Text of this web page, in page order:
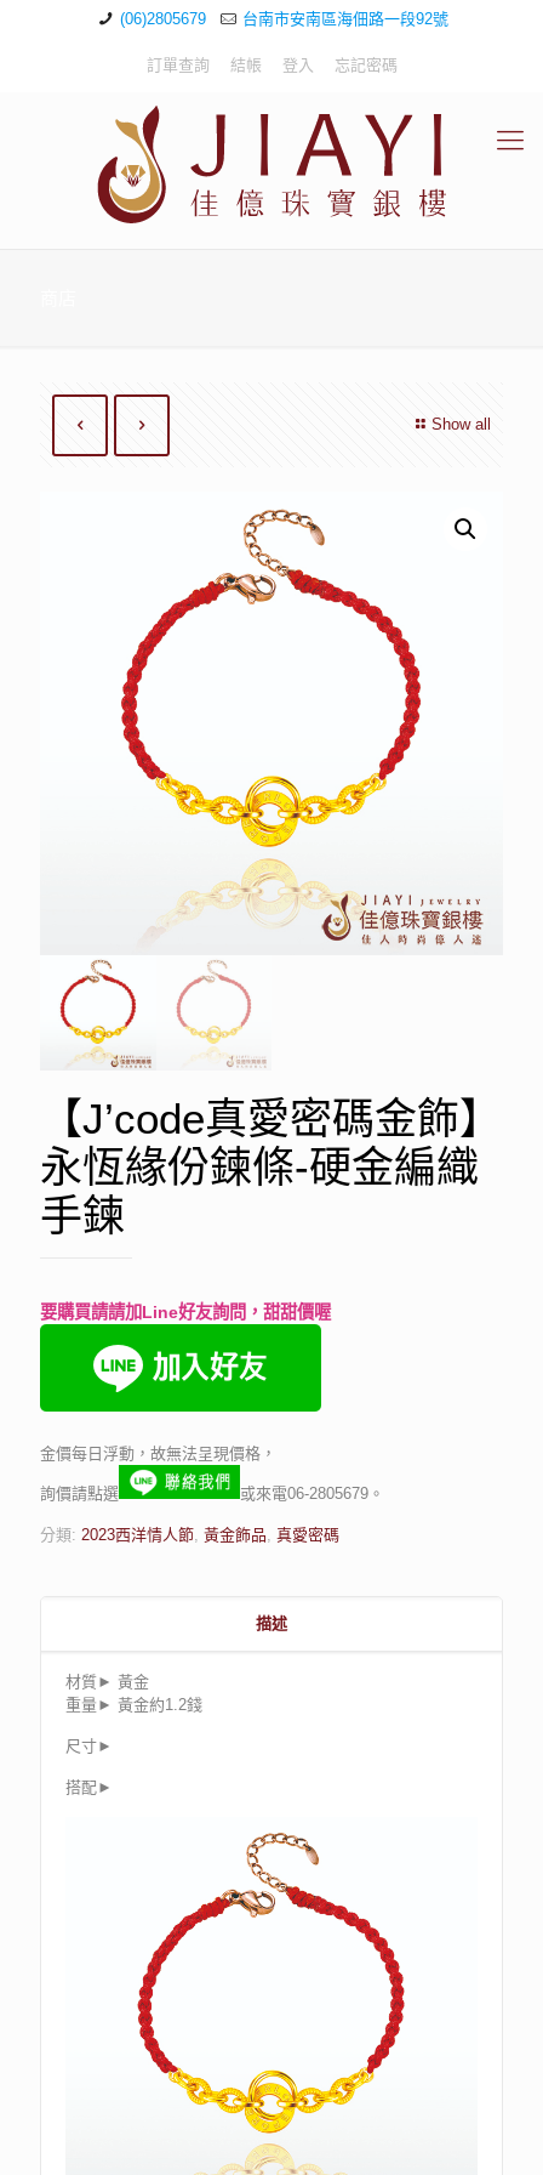
(06)2805679 台南市安南區海佃路一段92號
訂單查詢 結帳 登入 忘記密碼
Show all
【J’code真愛密碼金飾】
永恆緣份鍊條-硬金編織
手鍊
要購買請請加Line好友詢問，甜甜價喔
金價每日浮動，故無法呈現價格，
詢價請點選 或來電06-2805679。
分類: 2023西洋情人節, 黃金飾品, 真愛密碼
描述
材質► 黃金
重量► 黃金約1.2錢
尺寸►
搭配►